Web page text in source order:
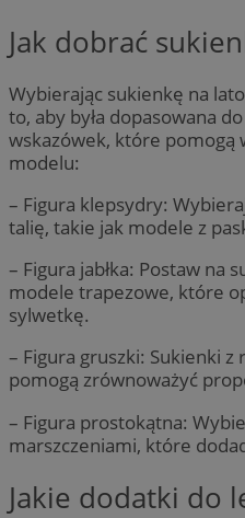
Jak dobrać
Wybierając sukienkę na
to, aby była dopasowana
wskazówek, które pomogą
modelu:
– Figura klepsydry:
talię, takie jak modele z
– Figura jabłka: Postaw na
modele trapezowe, które
sylwetkę.
– Figura gruszki: Sukienki z
pomogą zrównoważyć
– Figura prostokątna:
marszczeniami, które
Jakie dodatki do